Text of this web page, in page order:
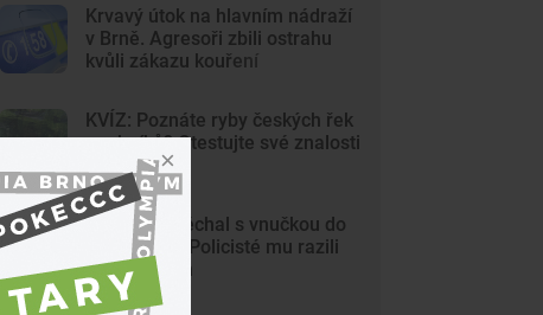
Krvavý útok na hlavním nádraží
v Brně. Agresoři zbili ostrahu
kvůli zákazu kouření
KVÍZ: Poznáte ryby českých řek
a rybníků? Otestujte své znalosti
v kvízu
Dědeček spěchal s vnučkou do
nemocnice. Policisté mu razili
cestu Brnem